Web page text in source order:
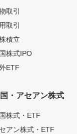
取引
取引
積立
株式IPO
ETF
・アセアン株式
株式・ETF
アン株式・ETF